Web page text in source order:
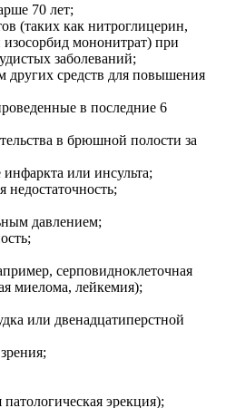
70 лет;
(таких как нитроглицерин,
мононитрат) при
заболеваний;
других средств для повышения
в последние 6
в брюшной полости за
или инсульта;
недостаточность;
давлением;
серповидноклеточная
миелома, лейкемия);
или двенадцатиперстной
эрекция);